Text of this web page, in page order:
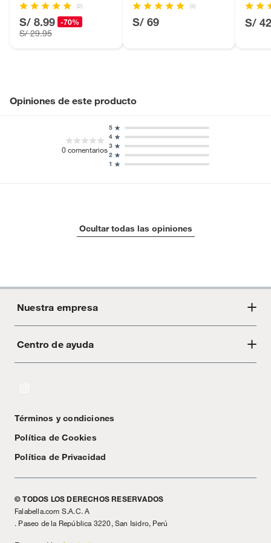
(2)
S/ 8.99 -70%
S/ 29.95
(4)
S/ 69 S/
Opiniones de este producto
0comentarios
1
2
3
4
5
Ocultar todas las opiniones
Nuestra empresa
Acerca de Crate
Centro de ayuda
Textos Legales
Términos y condiciones
Política de Cookies
Política de Privacidad
© TODOS LOS DERECHOS RESERVADOS
Falabella.com S.A.C. A
. Paseo de la República 3220, San Isidro, Perú